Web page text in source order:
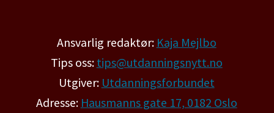
Ansvarlig redaktør: Kaja Mejlbo
Tips oss: tips@utdanningsnytt.no
Utgiver: Utdanningsforbundet
Adresse: Hausmanns gate 17, 0182 Oslo